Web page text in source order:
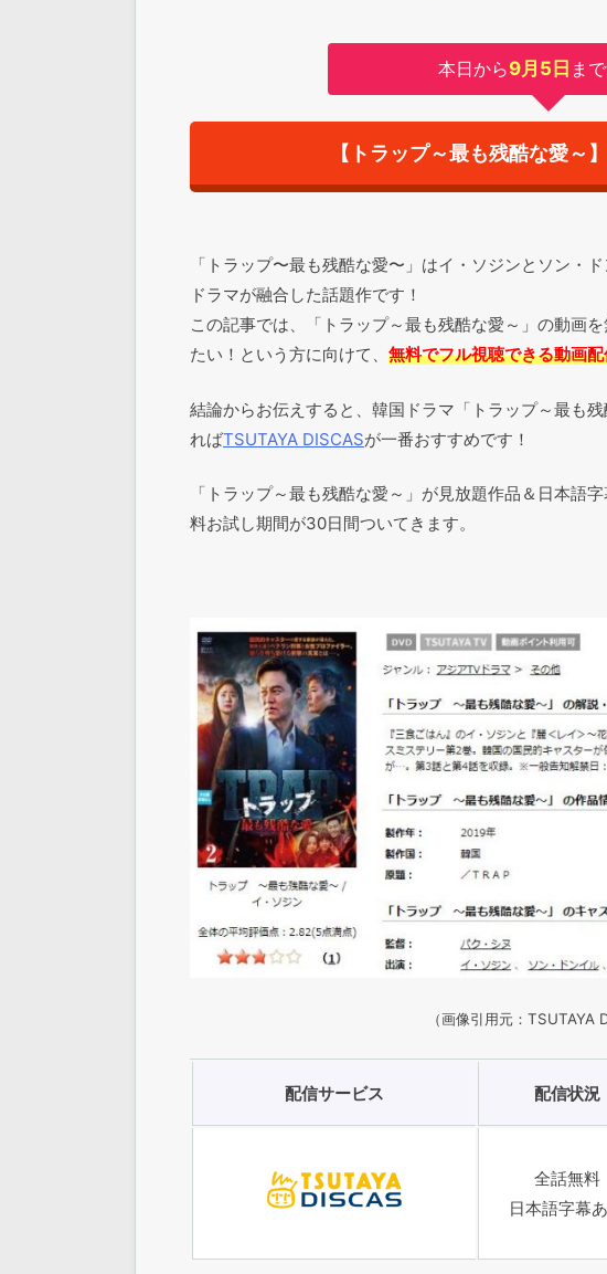
本日から9月5日 ま
【トラップ～最も残酷な愛～
「トラップ〜最も残酷な愛〜」はイ・ソジンとソン・
ドラマが融合した話題作です！
この記事では、「トラップ～最も残酷な愛～」の動画
たい！という方に向けて、 無料でフル視聴できる動画
結論からお伝えすると、韓国ドラマ「トラップ～最も
ればTSUTAYA DISCASが一番おすすめです！
「トラップ～最も残酷な愛～」が見放題作品＆日本語
料お試し期間が30日間ついてきます。
（画像引用元：TSUTAYA
配信サービス 配信状況
全話無料
日本語字幕